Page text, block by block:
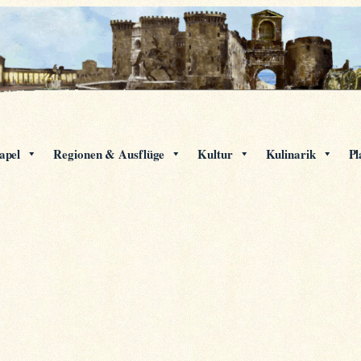
Regionen & Ausflüge Kultur Kulinarik